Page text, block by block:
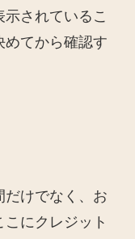
示されているこ
めてから確認す
だけでなく、お
にクレジット